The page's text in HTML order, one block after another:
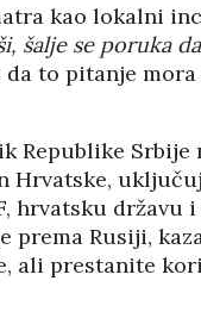
kao lokalni
šalje se poruka
da to pitanje
Republike Srbije
Hrvatske,
hrvatsku državu
prema Rusiji,
ali prestanite
HRVATI U
OSUĐENI
ULOGA